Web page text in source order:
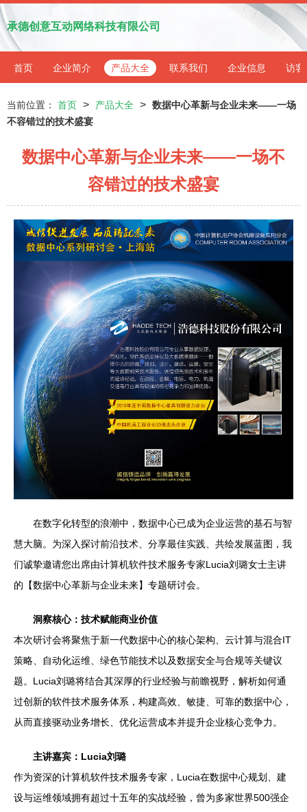
承德创意互动网络科技有限公司
首页 企业简介 产品大全 联系我们 企业信息 访客
当前位置： 首页 > 产品大全 > 数据中心革新与企业未来——一场
不容错过的技术盛宴
数据中心革新与企业未来——一场不
容错过的技术盛宴
在数字化转型的浪潮中，数据中心已成为企业运营的基石与智
慧大脑。为深入探讨前沿技术、分享最佳实践、共绘发展蓝图，我
们诚挚邀请您出席由计算机软件技术服务专家Lucia刘璐女士主讲
的【数据中心革新与企业未来】专题研讨会。
洞察核心：技术赋能商业价值
本次研讨会将聚焦于新一代数据中心的核心架构、云计算与混合IT
策略、自动化运维、绿色节能技术以及数据安全与合规等关键议
题。Lucia刘璐将结合其深厚的行业经验与前瞻视野，解析如何通
过创新的软件技术服务体系，构建高效、敏捷、可靠的数据中心，
从而直接驱动业务增长、优化运营成本并提升企业核心竞争力。
主讲嘉宾：Lucia刘璐
作为资深的计算机软件技术服务专家，Lucia在数据中心规划、建
设与运维领域拥有超过十五年的实战经验，曾为多家世界500强企